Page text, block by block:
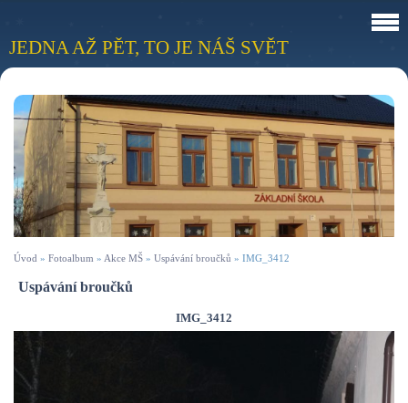
JEDNA AŽ PĚT, TO JE NÁŠ SVĚT
Úvod » Fotoalbum » Akce MŠ » Uspávání broučků » IMG_3412
Uspávání broučků
IMG_3412